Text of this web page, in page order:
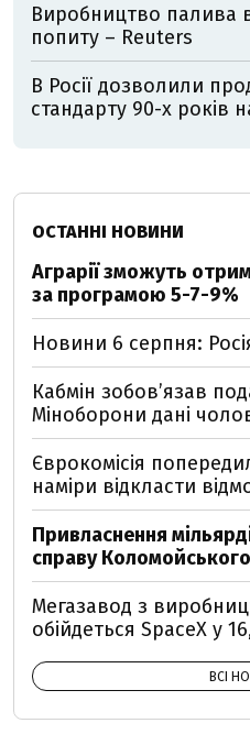
Виробництво палива
попиту – Reuters
В Росії дозволили
стандарту 90-х років
ОСТАННІ НОВИНИ
Аграрії зможуть
за програмою 5-7-9%
Новини 6 серпня:
Кабмін зобовʼязав
Міноборони дані
Єврокомісія
наміри відкласти
Привласнення
справу
Мегазавод з
обійдеться SpaceX у
ВСІ